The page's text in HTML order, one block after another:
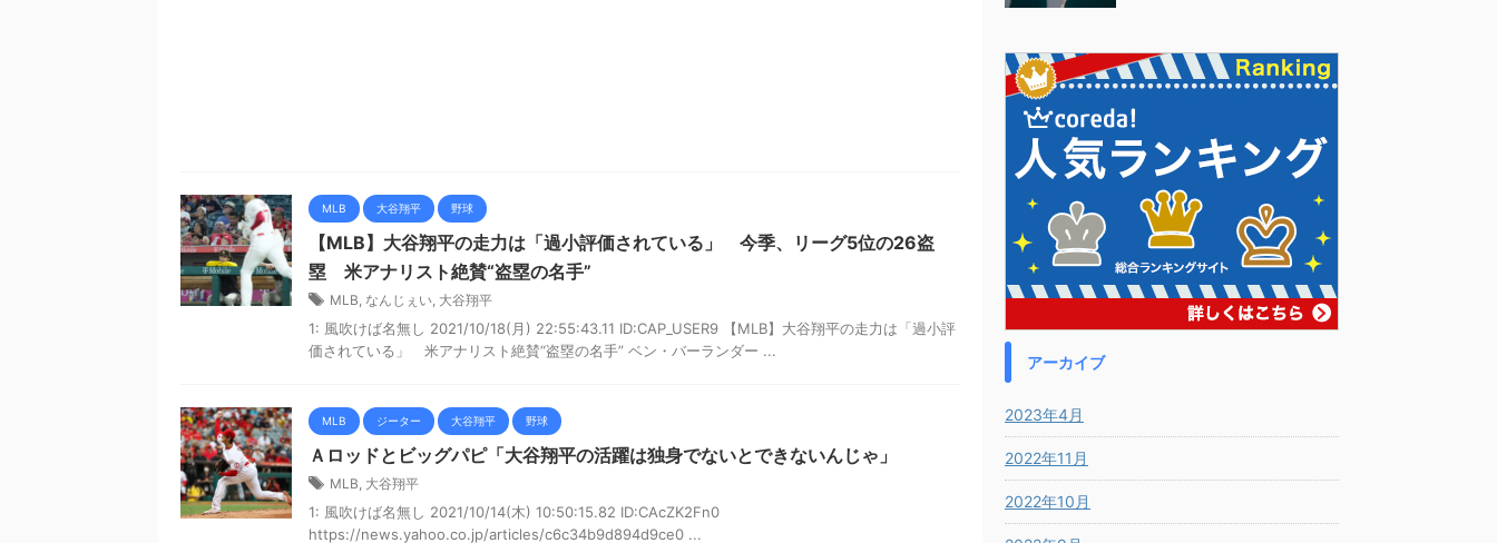
MLB 大谷翔平 野球
【MLB】大谷翔平の走力は「過小評価されている」 今季、リーグ5位の26盗
塁 米アナリスト絶賛“盗塁の名手”
MLB, なんじぇい, 大谷翔平
1: 風吹けば名無し 2021/10/18(月) 22:55:43.11 ID:CAP_USER9 【MLB】大谷翔平の走力は「過小評
価されている」 米アナリスト絶賛“盗塁の名手” ベン・バーランダー ...
MLB ジーター 大谷翔平 野球
Ａロッドとビッグパピ「大谷翔平の活躍は独身でないとできないんじゃ」
MLB, 大谷翔平
1: 風吹けば名無し 2021/10/14(木) 10:50:15.82 ID:CAcZK2Fn0
https://news.yahoo.co.jp/articles/c6c34b9d894d9ce0 ...
アーカイブ
2023年4月
2022年11月
2022年10月